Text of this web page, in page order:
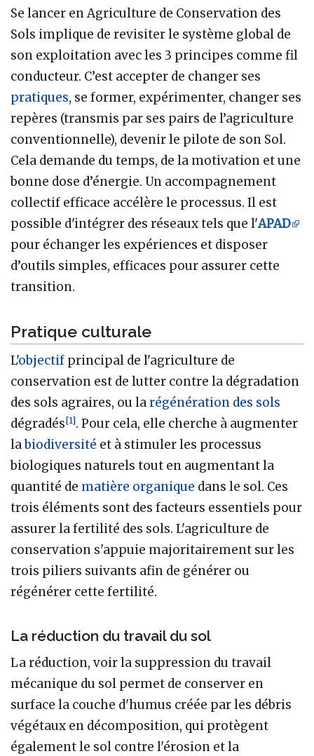
Se lancer en Agriculture de Conservation des
Sols implique de revisiter le système global de
son exploitation avec les 3 principes comme fil
conducteur. C’est accepter de changer ses
pratiques, se former, expérimenter, changer ses
repères (transmis par ses pairs de l’agriculture
conventionnelle), devenir le pilote de son Sol.
Cela demande du temps, de la motivation et une
bonne dose d’énergie. Un accompagnement
collectif efficace accélère le processus. Il est
possible d'intégrer des réseaux tels que l'APAD
pour échanger les expériences et disposer
d’outils simples, efficaces pour assurer cette
transition.
Pratique culturale
L'objectif principal de l'agriculture de
conservation est de lutter contre la dégradation
des sols agraires, ou larégénération des sols
dégradés[1]. Pour cela, elle cherche à augmenter
labiodiversité et à stimuler les processus
biologiques naturels tout en augmentant la
quantité de matière organique dans le sol. Ces
trois éléments sont des facteurs essentiels pour
assurer la fertilité des sols. L'agriculture de
conservation s'appuie majoritairement sur les
trois piliers suivants afin de générer ou
régénérer cette fertilité.
La réduction du travail du sol
La réduction, voir la suppression du travail
mécanique du sol permet de conserver en
surface la couche d'humus créée par les débris
végétaux en décomposition, qui protègent
également le sol contre l'érosion et la